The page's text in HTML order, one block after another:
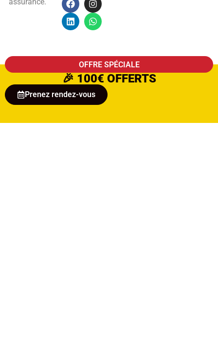
OFFRE SPÉCIALE
🎉 100€ OFFERTS
Prenez rendez-vous